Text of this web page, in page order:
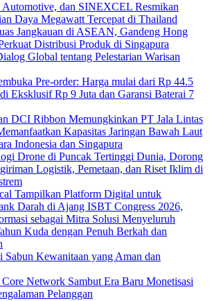
dan SINEXCEL Resmikan
Daya Megawatt Tercepat di Thailand
Jangkauan di ASEAN, Gandeng Hong
Distribusi Produk di Singapura
Global tentang Pelestarian Warisan
Pre-order: Harga mulai dari Rp 44.5
Eksklusif Rp 9 Juta dan Garansi Baterai 7
DCI Ribbon Memungkinkan PT Jala Lintas
Kapasitas Jaringan Bawah Laut
Indonesia dan Singapura
Drone di Puncak Tertinggi Dunia, Dorong
Logistik, Pemetaan, dan Riset Iklim di
Tampilkan Platform Digital untuk
Darah di Ajang ISBT Congress 2026,
sebagai Mitra Solusi Menyeluruh
Kuda dengan Penuh Berkah dan
Sabun Kewanitaan yang Aman dan
Network Sambut Era Baru Monetisasi
Pelanggan